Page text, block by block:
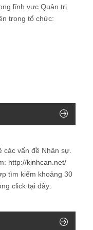
lĩnh vực Quản trị
trong tổ chức:
các vấn đề Nhân sự
http://kinhcan.net/
tìm kiếm khoảng 30
click tại đây: